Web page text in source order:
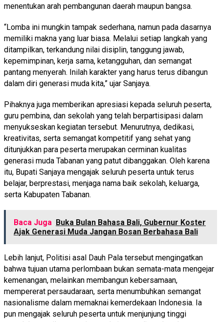
menentukan arah pembangunan daerah maupun bangsa.
“Lomba ini mungkin tampak sederhana, namun pada dasarnya
memiliki makna yang luar biasa. Melalui setiap langkah yang
ditampilkan, terkandung nilai disiplin, tanggung jawab,
kepemimpinan, kerja sama, ketangguhan, dan semangat
pantang menyerah. Inilah karakter yang harus terus dibangun
dalam diri generasi muda kita,” ujar Sanjaya.
Pihaknya juga memberikan apresiasi kepada seluruh peserta,
guru pembina, dan sekolah yang telah berpartisipasi dalam
menyukseskan kegiatan tersebut. Menurutnya, dedikasi,
kreativitas, serta semangat kompetitif yang sehat yang
ditunjukkan para peserta merupakan cerminan kualitas
generasi muda Tabanan yang patut dibanggakan. Oleh karena
itu, Bupati Sanjaya mengajak seluruh peserta untuk terus
belajar, berprestasi, menjaga nama baik sekolah, keluarga,
serta Kabupaten Tabanan.
Baca Juga Buka Bulan Bahasa Bali, Gubernur Koster
Ajak Generasi Muda Jangan Bosan Berbahasa Bali
Lebih lanjut, Politisi asal Dauh Pala tersebut mengingatkan
bahwa tujuan utama perlombaan bukan semata-mata mengejar
kemenangan, melainkan membangun kebersamaan,
mempererat persaudaraan, serta menumbuhkan semangat
nasionalisme dalam memaknai kemerdekaan Indonesia. Ia
pun mengajak seluruh peserta untuk menjunjung tinggi